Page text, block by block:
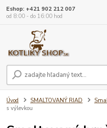
Eshop: +421 902 212 007
od 8:00 - do 16:00 hod
Úvod SMALTOVANÝ RIAD
s výlevkou